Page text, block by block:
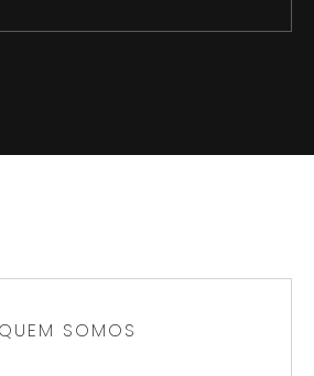
QUEM SOMOS